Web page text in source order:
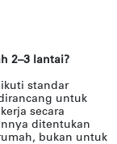
2–3 lantai?
standar
untuk
secara
ditentukan
bukan untuk